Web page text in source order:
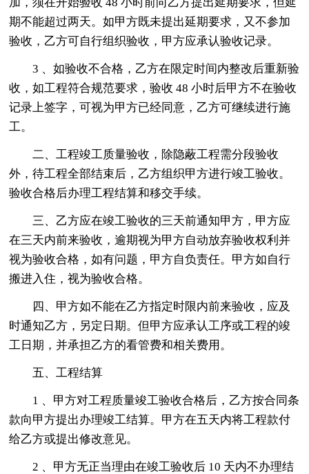
期不能超过两天。如甲方既未提出延期要求，又不参加
验收，乙方可自行组织验收，甲方应承认验收记录。
3 、如验收不合格，乙方在限定时间内整改后重新验
收，如工程符合规范要求，验收 48 小时后甲方不在验收
记录上签字，可视为甲方已经同意，乙方可继续进行施
工。
二、工程竣工质量验收，除隐蔽工程需分段验收
外，待工程全部结束后，乙方组织甲方进行竣工验收。
验收合格后办理工程结算和移交手续。
三、乙方应在竣工验收的三天前通知甲方，甲方应
在三天内前来验收，逾期视为甲方自动放弃验收权利并
视为验收合格，如有问题，甲方自负责任。甲方如自行
搬进入住，视为验收合格。
四、甲方如不能在乙方指定时限内前来验收，应及
时通知乙方，另定日期。但甲方应承认工序或工程的竣
工日期，并承担乙方的看管费和相关费用。
五、工程结算
1 、甲方对工程质量竣工验收合格后，乙方按合同条
款向甲方提出办理竣工结算。甲方在五天内将工程款付
给乙方或提出修改意见。
2 、甲方无正当理由在竣工验收后 10 天内不办理结